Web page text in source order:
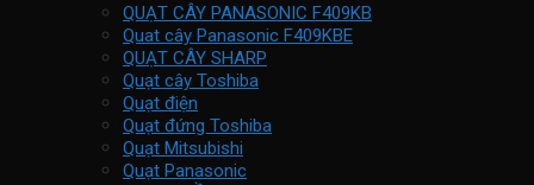
QUẠT CÂY PANASONIC F409KB
Quat cây Panasonic F409KBE
QUẠT CÂY SHARP
Quạt cây Toshiba
Quạt điện
Quạt đứng Toshiba
Quạt Mitsubishi
Quạt Panasonic